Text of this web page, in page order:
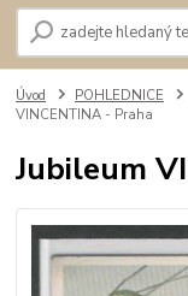
Úvod POHLEDNICE
VINCENTINA - Praha
Jubileum